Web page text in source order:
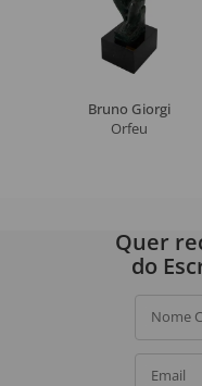
Bruno Giorgi
Orfeu
Quer
do
Nome
Email